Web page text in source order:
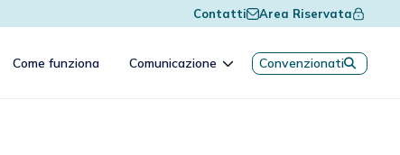
Contatti Area Riservata
Come funziona Comunicazione Convenzionati